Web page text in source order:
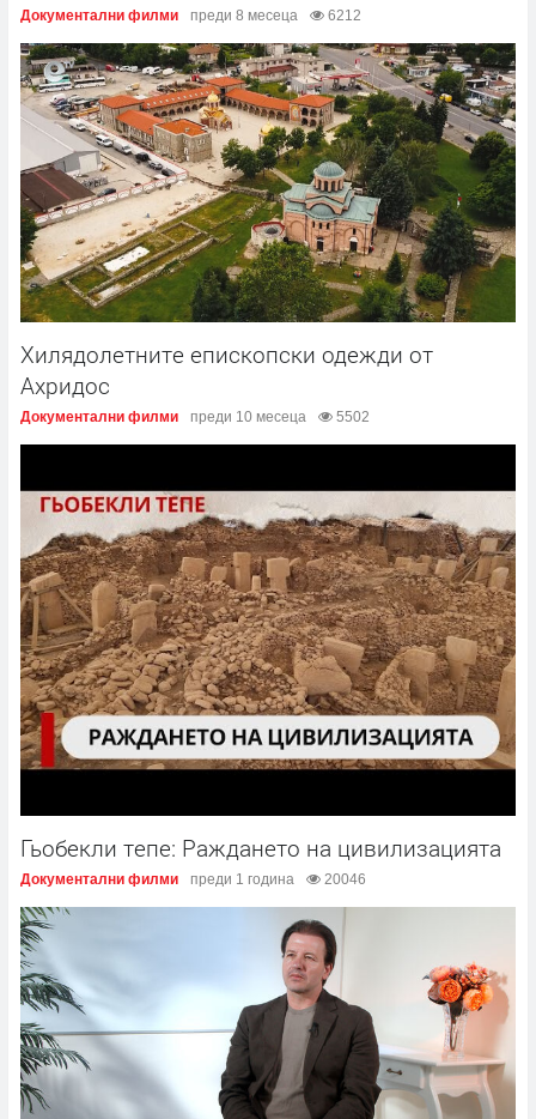
Документални филми преди 8 месеца 6212
Хилядолетните епископски одежди от
Ахридос
Документални филми преди 10 месеца 5502
Гьобекли тепе: Раждането на цивилизацията
Документални филми преди 1 година 20046